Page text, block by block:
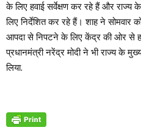
के लिए हवाई सर्वेक्षण कर रहे हैं और राज्य
लिए निर्देशित कर रहे हैं। शाह ने सोमवार
आपदा से निपटने के लिए केंद्र की ओर से
प्रधानमंत्री नरेंद्र मोदी ने भी राज्य के
लिया.